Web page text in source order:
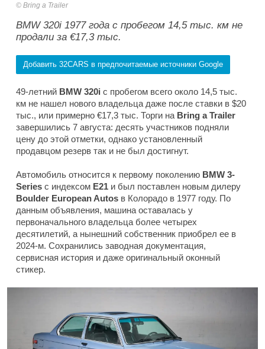
Bring a Trailer
BMW 320i 1977 года с пробегом 14,5 тыс. км не
продали за €17,3 тыс.
Добавить 32CARS в предпочитаемые источники Google
49-летний BMW 320i с пробегом всего около 14,5 тыс.
км не нашел нового владельца даже после ставки в $20
тыс., или примерно €17,3 тыс. Торги на Bring a Trailer
завершились 7 августа: десять участников подняли
цену до этой отметки, однако установленный
продавцом резерв так и не был достигнут.
Автомобиль относится к первому поколению BMW 3-
Series с индексом E21 и был поставлен новым дилеру
Boulder European Autos в Колорадо в 1977 году. По
данным объявления, машина оставалась у
первоначального владельца более четырех
десятилетий, а нынешний собственник приобрел ее в
2024-м. Сохранились заводная документация,
сервисная история и даже оригинальный оконный
стикер.